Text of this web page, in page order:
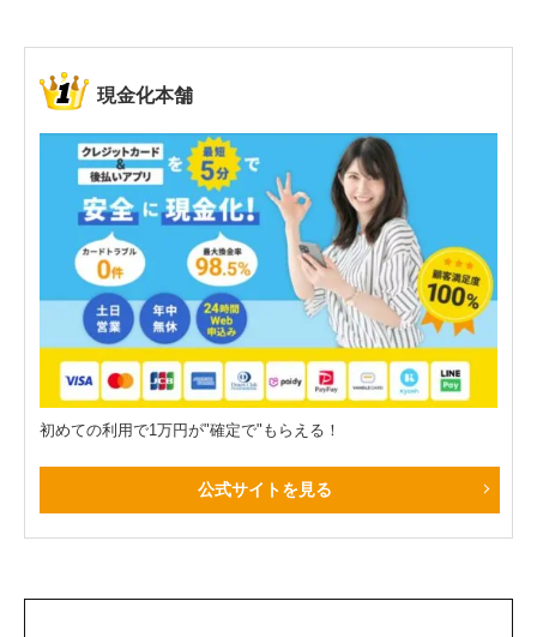
現金化本舗
初めての利用で1万円が"確定で"もらえる！
公式サイトを見る